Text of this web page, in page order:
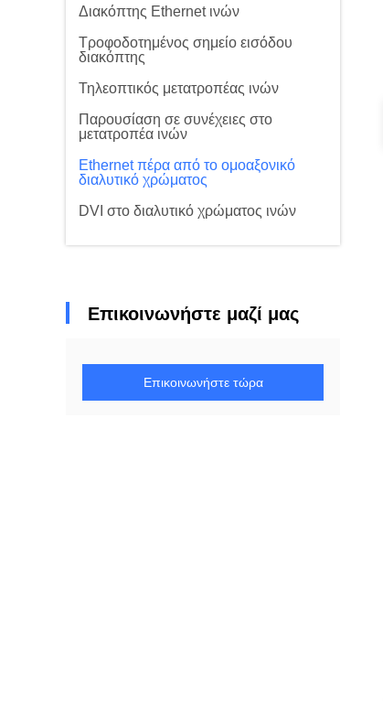
Διακόπτης Ethernet ινών
Τροφοδοτημένος σημείο εισόδου
διακόπτης
Τηλεοπτικός μετατροπέας ινών
Παρουσίαση σε συνέχειες στο
μετατροπέα ινών
Ethernet πέρα από το ομοαξονικό
διαλυτικό χρώματος
DVI στο διαλυτικό χρώματος ινών
Επικοινωνήστε μαζί μας
Επικοινωνήστε τώρα